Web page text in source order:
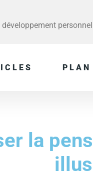
développement
PLAN
la